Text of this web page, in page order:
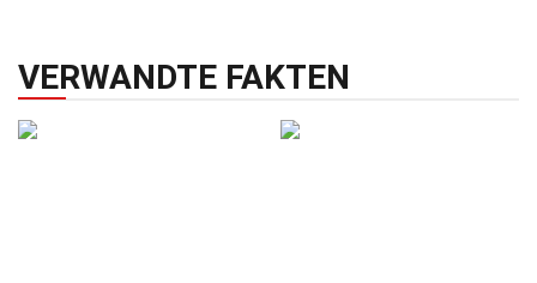
VERWANDTE FAKTEN